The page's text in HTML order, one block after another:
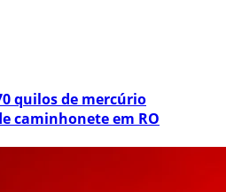
quilos de mercúrio
caminhonete em RO